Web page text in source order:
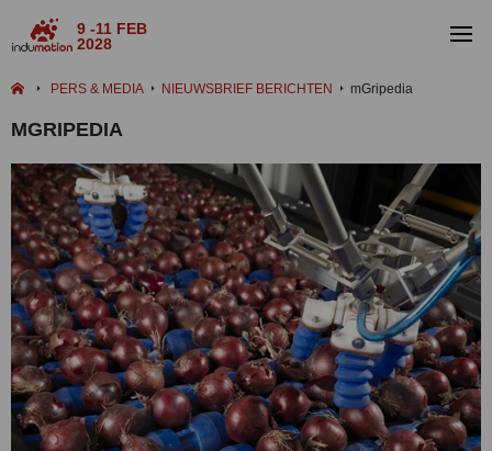
9 -11 FEB
2028
PERS & MEDIA NIEUWSBRIEF BERICHTEN mGripedia
MGRIPEDIA